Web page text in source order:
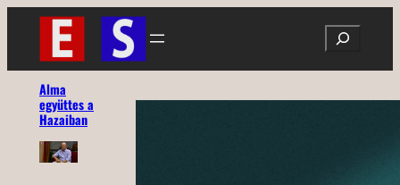
Ugrás
tartalomhoz
Search
Alma
együttes a
Hazaiban